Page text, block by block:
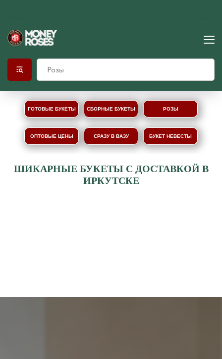
РОЗЫ
БУКЕТ НЕВЕСТЫ
ГОТОВЫЕ БУКЕТЫ СБОРНЫЕ БУКЕТЫ
СРАЗУ В ВАЗУ
ОПТОВЫЕ ЦЕНЫ
ШИКАРНЫЕ БУКЕТЫ С ДОСТАВКОЙ В
ИРКУТСКЕ